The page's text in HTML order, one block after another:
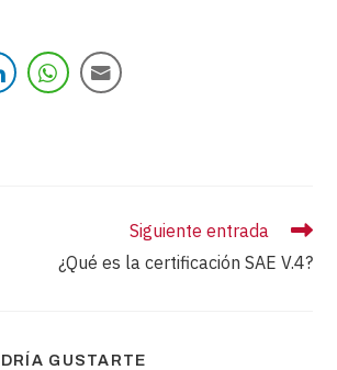
Siguiente entrada
¿Qué es la certificación SAE V.4?
GUSTARTE